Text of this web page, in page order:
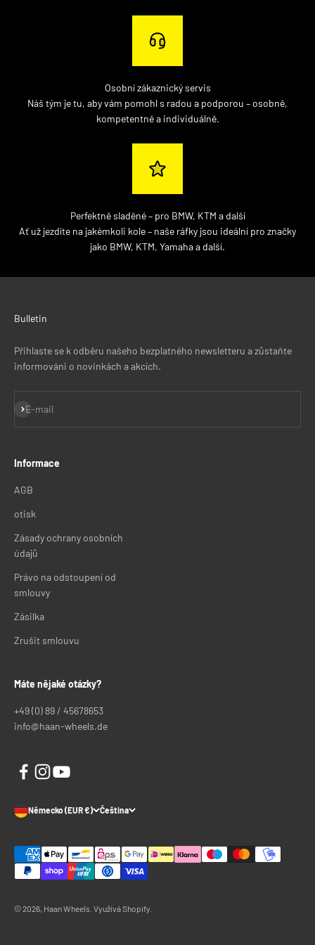
Osobní zákaznický servis
Náš tým je tu, aby vám pomohl s radou a podporou – osobně,
kompetentně a individuálně.
Perfektně sladěné – pro BMW, KTM a další
Ať už jezdíte na jakémkoli kole – naše ráfky jsou ideální pro značky
jako BMW, KTM, Yamaha a další.
Bulletin
Přihlaste se k odběru našeho bezplatného newsletteru a zůstaňte
informováni o novinkách a akcích.
E-mail
Přihlásit se k odběru
Informace
AGB
otisk
Zásady ochrany osobních
údajů
Právo na odstoupení od
smlouvy
Zásilka
Zrušit smlouvu
Máte nějaké otázky?
+49 (0) 89 / 45678653
info@haan-wheels.de
Německo (EUR €) Čeština
© 2026, Haan Wheels. Využívá Shopify.